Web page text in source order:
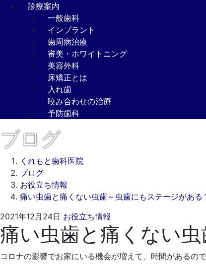
診療案内
一般歯科
インプラント
歯周病治療
審美・ホワイトニング
美容外科
床矯正とは
入れ歯
咬み合わせの治療
予防歯科
ブログ
くれもと歯科医院
ブログ
お役立ち情報
痛い虫歯と痛くない虫歯～虫歯にもステージがある
2021年12月24日 お役立ち情報
年
11
月
22
れ
も
と
歯
痛い虫歯と痛くない
コロナの影響でお家にいる機会が増えて、時間があるの